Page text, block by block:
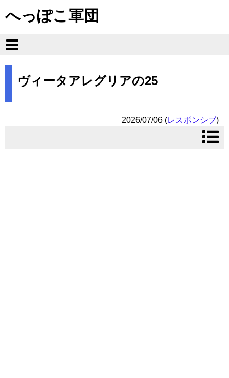
へっぽこ軍団
ヴィータアレグリアの25
2026/07/06 (レスポンシブ)